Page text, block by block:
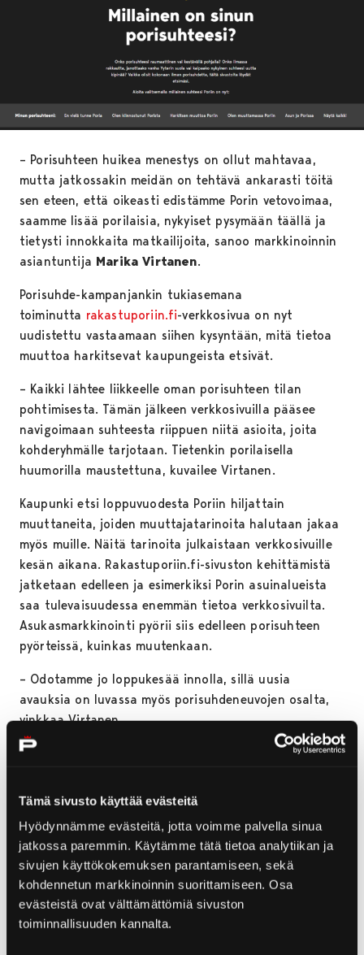
Tämä sivusto käyttää evästeitä
Hyödynnämme evästeitä, jotta voimme palvella sinua
jatkossa paremmin. Käytämme tätä tietoa analytiikan ja
sivujen käyttökokemuksen parantamiseen, sekä
kohdennetun markkinoinnin suorittamiseen. Osa
evästeistä ovat välttämättömiä sivuston
toiminnallisuuden kannalta.
– Porisuhteen huikea menestys on ollut mahtavaa,
mutta jatkossakin meidän on tehtävä ankarasti töitä
sen eteen, että oikeasti edistämme Porin vetovoimaa,
saamme lisää porilaisia, nykyiset pysymään täällä ja
tietysti innokkaita matkailijoita, sanoo markkinoinnin
asiantuntija Marika Virtanen.
Porisuhde-kampanjankin tukiasemana
toiminutta rakastuporiin.fi-verkkosivua on nyt
uudistettu vastaamaan siihen kysyntään, mitä tietoa
muuttoa harkitsevat kaupungeista etsivät.
– Kaikki lähtee liikkeelle oman porisuhteen tilan
pohtimisesta. Tämän jälkeen verkkosivuilla pääsee
navigoimaan suhteesta riippuen niitä asioita, joita
kohderyhmälle tarjotaan. Tietenkin porilaisella
huumorilla maustettuna, kuvailee Virtanen.
Kaupunki etsi loppuvuodesta Poriin hiljattain
muuttaneita, joiden muuttajatarinoita halutaan jakaa
myös muille. Näitä tarinoita julkaistaan verkkosivuille
kesän aikana. Rakastuporiin.fi-sivuston kehittämistä
jatketaan edelleen ja esimerkiksi Porin asuinalueista
saa tulevaisuudessa enemmän tietoa verkkosivuilta.
Asukasmarkkinointi pyörii siis edelleen porisuhteen
pyörteissä, kuinkas muutenkaan.
– Odotamme jo loppukesää innolla, sillä uusia
avauksia on luvassa myös porisuhdeneuvojen osalta,
vinkkaa Virtanen.
Kuka näitä palkintoja ylipäätään laskee? No ei
varmaan kukaan, mutta ne on silti koottu omaksi ja
muiden iloksirakastuporiin.fi-verkkosivuille. Porisuhde-
kampanja on voittanut keväällä kolme merkittävää
kilpailua: Effie Awards Finlandin, Grand Onen sekä
Vuoden huiput.